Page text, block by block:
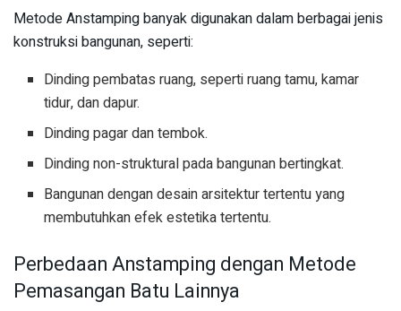
Metode Anstamping banyak digunakan dalam berbagai jenis
konstruksi bangunan, seperti:
Dinding pembatas ruang, seperti ruang tamu, kamar
tidur, dan dapur.
Dinding pagar dan tembok.
Dinding non-struktural pada bangunan bertingkat.
Bangunan dengan desain arsitektur tertentu yang
membutuhkan efek estetika tertentu.
Perbedaan Anstamping dengan Metode
Pemasangan Batu Lainnya